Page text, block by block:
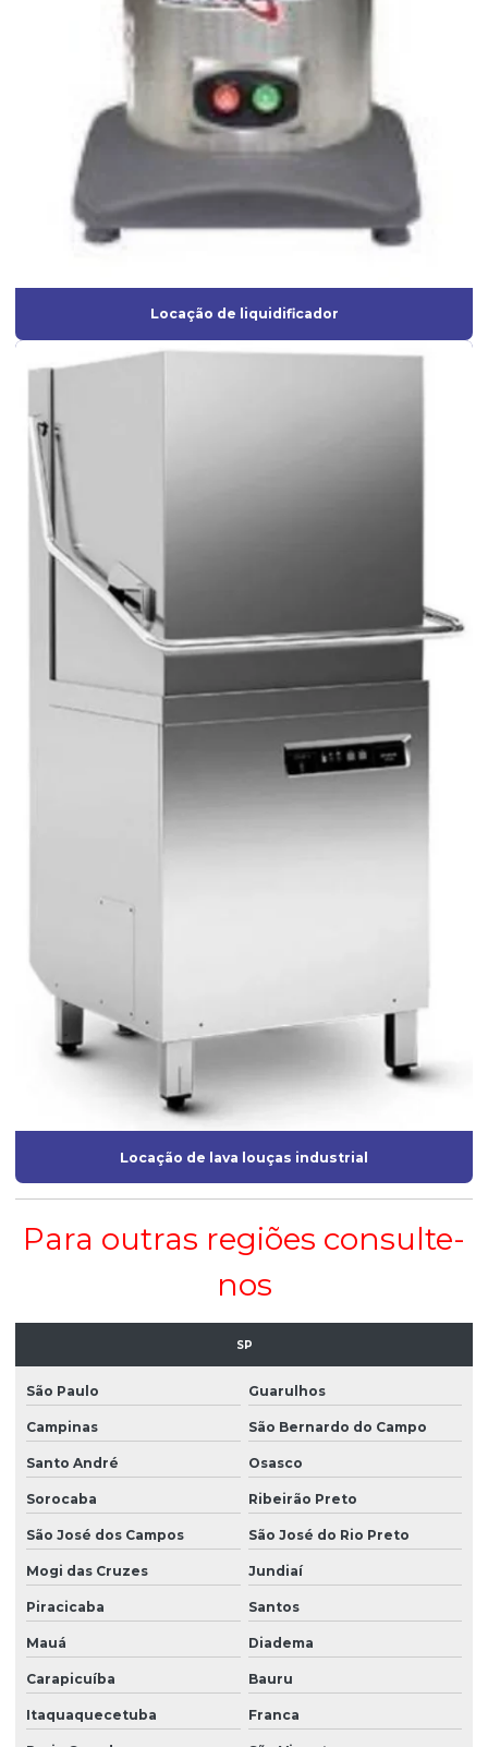
Locação de liquidificador
Locação de lava louças industrial
Para outras regiões consulte-
nos
SP
São Paulo Guarulhos
Campinas São Bernardo do Campo
Santo André Osasco
Sorocaba Ribeirão Preto
São José dos Campos São José do Rio Preto
Mogi das Cruzes Jundiaí
Piracicaba Santos
Mauá Diadema
Carapicuíba Bauru
Itaquaquecetuba Franca